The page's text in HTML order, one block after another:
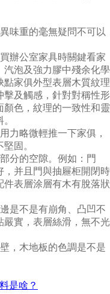
味重的毫無疑問不可以
辦公室家具時關鍵看家
泡及強力膠中殘余化學
家俱外型表層木質紋理
及觸感，針對對稱性形
色，紋理的一致性和靈
力略微輕推一下家俱，
固。
分的空隙。例如：門
，并且門與抽屜柜開閉時
表層涂層有木有脫落狀
是不是有崩角、凸凹不
嚴實，表層絲滑，無不光
，木地板的色調是不是
是啥？